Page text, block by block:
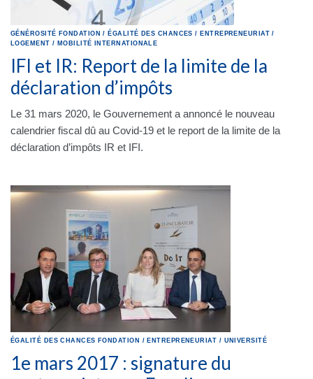
GÉNÉROSITÉ FONDATION / ÉGALITÉ DES CHANCES / ENTREPRENEURIAT /
LOGEMENT / MOBILITÉ INTERNATIONALE
IFI et IR: Report de la limite de la
déclaration d’impôts
Le 31 mars 2020, le Gouvernement a annoncé le nouveau
calendrier fiscal dû au Covid-19 et le report de la limite de la
déclaration d’impôts IR et IFI.
ÉGALITÉ DES CHANCES FONDATION / ENTREPRENEURIAT / UNIVERSITÉ
1e mars 2017 : signature du